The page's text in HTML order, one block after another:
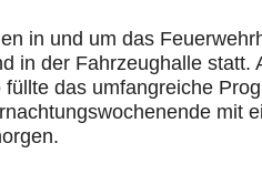
in und um das
in der Fahrzeughalle statt.
das umfangreiche
mit